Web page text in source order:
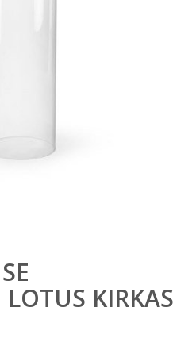
KIRKAS